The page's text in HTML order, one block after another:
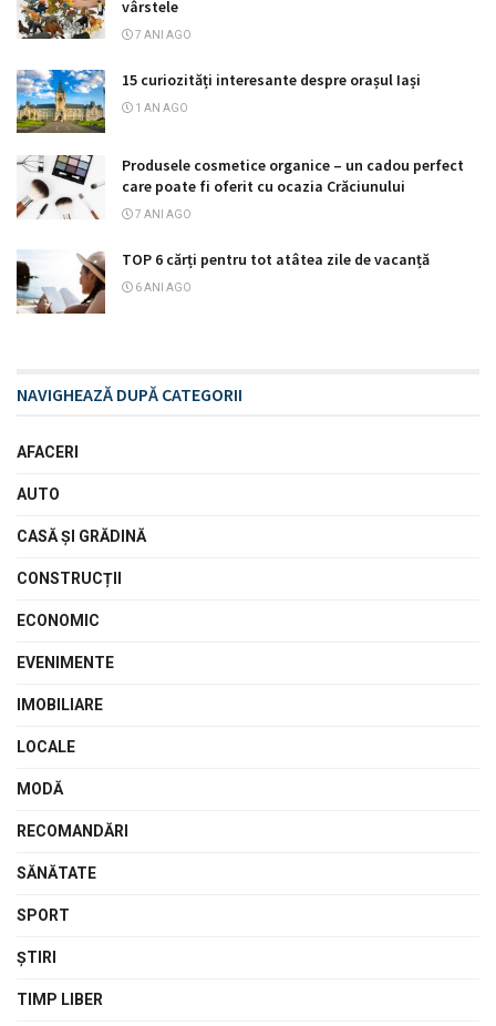
vârstele
7 ANI AGO
15 curiozități interesante despre orașul Iași
1 AN AGO
Produsele cosmetice organice – un cadou perfect
care poate fi oferit cu ocazia Crăciunului
7 ANI AGO
TOP 6 cărți pentru tot atâtea zile de vacanță
6 ANI AGO
NAVIGHEAZĂ DUPĂ CATEGORII
AFACERI
AUTO
CASĂ ŞI GRĂDINĂ
CONSTRUCȚII
ECONOMIC
EVENIMENTE
IMOBILIARE
LOCALE
MODĂ
RECOMANDĂRI
SĂNĂTATE
SPORT
ŞTIRI
TIMP LIBER